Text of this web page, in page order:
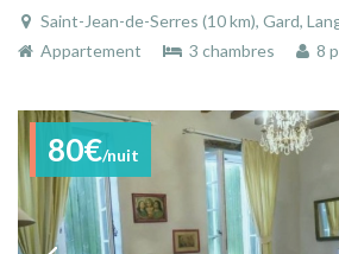
Saint-Jean-de-Serres (10 km), Gard, Languedoc-
Appartement
3 chambres 8
80€/nuit